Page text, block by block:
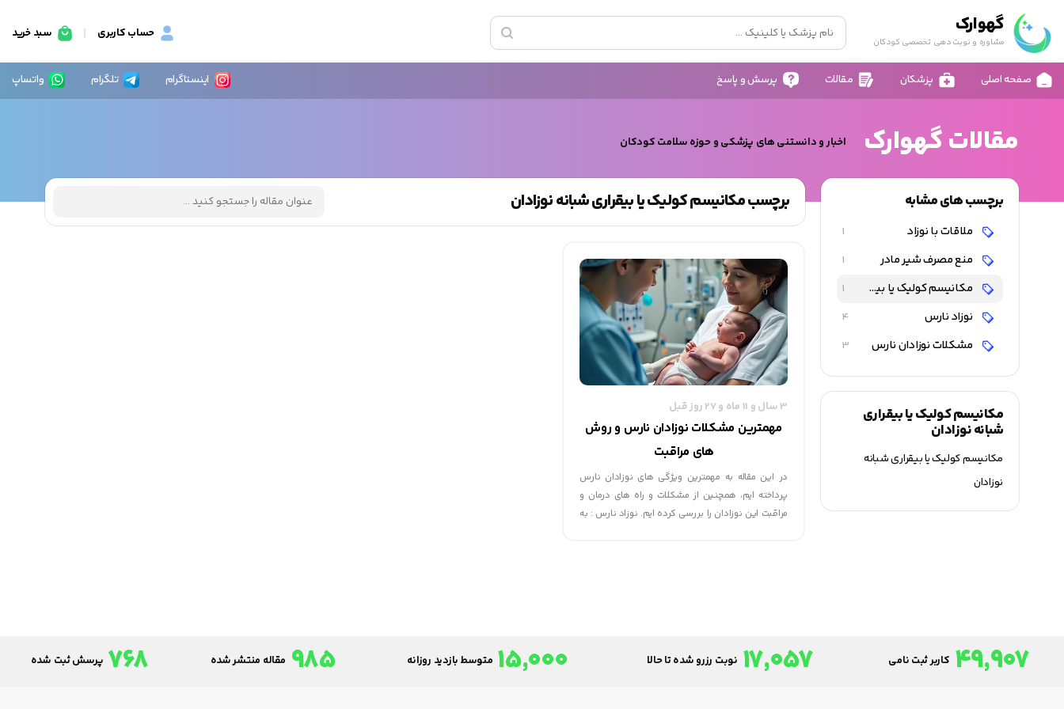
گهوارک
مشاوره و نوبت دهی تخصصی کودکان
حساب کاربری سبد خرید
صفحه اصلی پزشکان مقالات پرسش و پاسخ اینستاگرام تلگرام واتساپ
مقالات گهوارک اخبار و دانستنی های پزشکی و حوزه سلامت کودکان
برچسب های مشابه
ملاقات با نوزاد 1
منع مصرف شیر مادر 1
مکانیسم کولیک یا بیقراری شبانه نوزادان 1
نوزاد نارس 4
مشکلات نوزادان نارس 3
مکانیسم کولیک یا بیقراری
شبانه نوزادان
مکانیسم کولیک یا بیقراری شبانه
نوزادان
برچسب مکانیسم کولیک یا بیقراری شبانه نوزادان
3 سال و 11 ماه و 27 روز قبل
مهمترین مشکلات نوزادان نارس و روش
های مراقبت
در این مقاله به مهمترین ویژگی های نوزادان نارس
پرداخته ایم، همچنین از مشکلات و راه های درمان و
مراقبت این نوزادان را بررسی کرده ایم. نوزاد نارس : به
49,907 کاربر ثبت نامی 17,057 نوبت رزرو شده تا حالا 15,000 متوسط بازدید روزانه 985 مقاله منتشر شده 768 پرسش ثبت شده